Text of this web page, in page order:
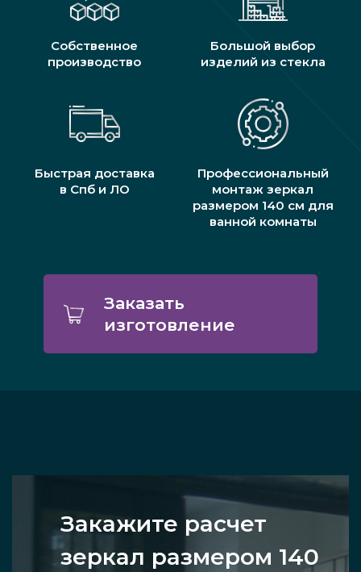
Собственное
производство
Большой выбор
изделий из стекла
Быстрая доставка
в Спб и ЛО
Профессиональный
монтаж зеркал
размером 140 см для
ванной комнаты
Заказать
изготовление
Закажите расчет
зеркал размером 140